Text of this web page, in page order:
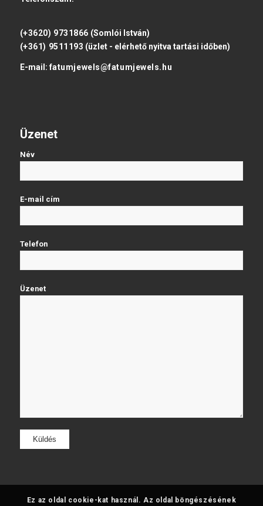
(+3620) 9731866 (Somlói István)
(+361) 9511193 (üzlet - elérhető nyitva tartási időben)
E-mail: fatumjewels@fatumjewels.hu
Üzenet
Név
E-mail cím
Telefon
Üzenet
Ez az oldal cookie-kat használ. Az oldal böngészésének